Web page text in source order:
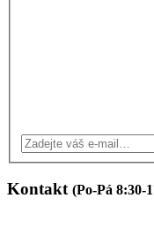
Kontakt (Po-Pá 8:30-